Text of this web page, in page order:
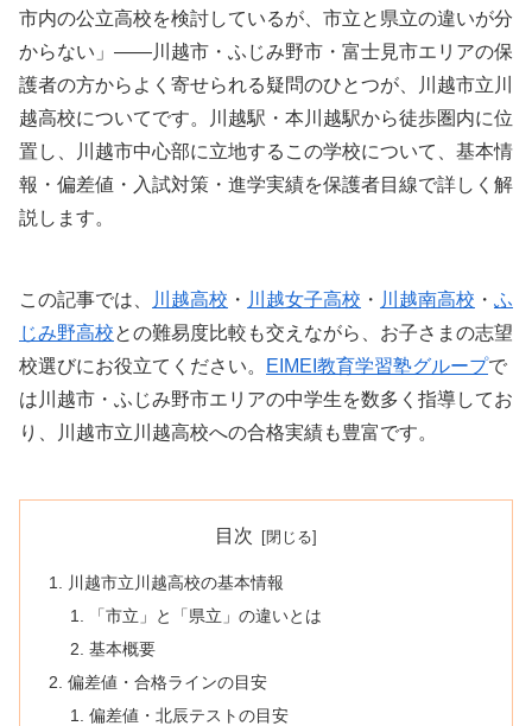
市内の公立高校を検討しているが、市立と県立の違いが分
からない」——川越市・ふじみ野市・富士見市エリアの保
護者の方からよく寄せられる疑問のひとつが、川越市立川
越高校についてです。川越駅・本川越駅から徒歩圏内に位
置し、川越市中心部に立地するこの学校について、基本情
報・偏差値・入試対策・進学実績を保護者目線で詳しく解
説します。
この記事では、 川越高校 ・ 川越女子高校 ・ 川越南高校 ・ ふ
じみ野高校との難易度比較も交えながら、お子さまの志望
校選びにお役立てください。
EIMEI教育学習塾グループで
は川越市・ふじみ野市エリアの中学生を数多く指導してお
り、川越市立川越高校への合格実績も豊富です。
目次
川越市立川越高校の基本情報
「市立」と「県立」の違いとは
基本概要
偏差値・合格ラインの目安
偏差値・北辰テストの目安